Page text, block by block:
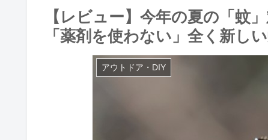
【レビュー】今年の夏の「蚊
「薬剤を使わない」全く新し
アウトドア・DIY